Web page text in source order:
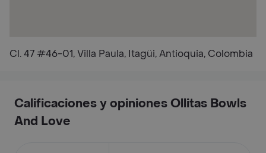
Cl. 47 #46-01, Villa Paula, Itagüi, Antioquia, Colombia
Calificaciones y opiniones Ollitas Bowls
And Love